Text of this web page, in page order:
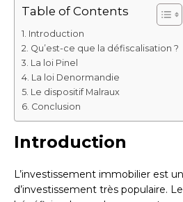
Table of Contents
Introduction
Qu’est-ce que la défiscalisation ?
La loi Pinel
La loi Denormandie
Le dispositif Malraux
Conclusion
Introduction
L’investissement immobilier est
d’investissement très populaire.